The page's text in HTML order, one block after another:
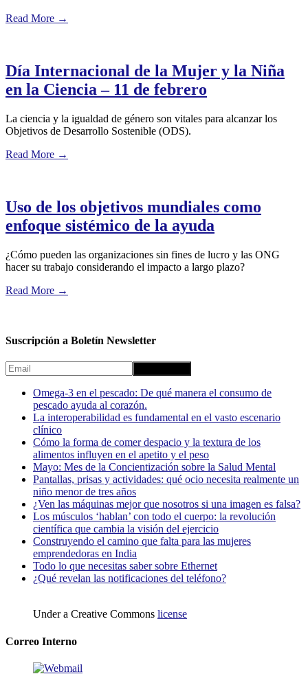
Read More →
Día Internacional de la Mujer y la Niña
en la Ciencia – 11 de febrero
La ciencia y la igualdad de género son vitales para alcanzar los
Objetivos de Desarrollo Sostenible (ODS).
Read More →
Uso de los objetivos mundiales como
enfoque sistémico de la ayuda
¿Cómo pueden las organizaciones sin fines de lucro y las ONG
hacer su trabajo considerando el impacto a largo plazo?
Read More →
Suscripción a Boletín Newsletter
Omega-3 en el pescado: De qué manera el consumo de
pescado ayuda al corazón.
La interoperabilidad es fundamental en el vasto escenario
clínico
Cómo la forma de comer despacio y la textura de los
alimentos influyen en el apetito y el peso
Mayo: Mes de la Concientización sobre la Salud Mental
Pantallas, prisas y actividades: qué ocio necesita realmente un
niño menor de tres años
¿Ven las máquinas mejor que nosotros si una imagen es falsa?
Los músculos ‘hablan’ con todo el cuerpo: la revolución
científica que cambia la visión del ejercicio
Construyendo el camino que falta para las mujeres
emprendedoras en India
Todo lo que necesitas saber sobre Ethernet
¿Qué revelan las notificaciones del teléfono?
Under a Creative Commons license
Correo Interno